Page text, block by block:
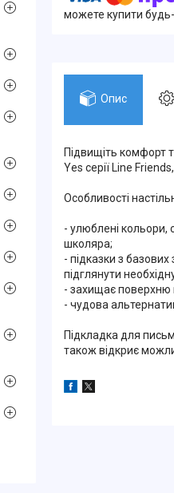
можете купити
Опис
Підвищіть комфорт
Yes серії Line
Особливості
- улюблені кольори,
школяра;
- підказки з
підглянути
- захищає поверхню
- чудова
Підкладка для
також відкриє